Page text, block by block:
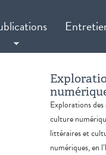
Explorations
culture
littéraires et
numériques, en